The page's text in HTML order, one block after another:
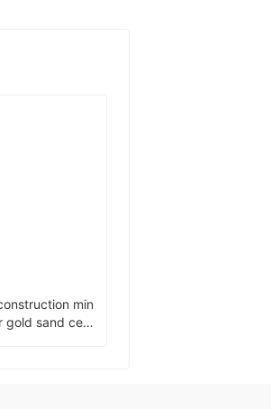
min
gold sand cent